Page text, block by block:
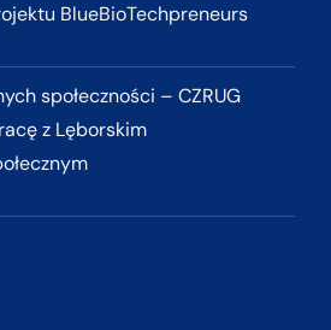
BlueBioTechpreneurs
społeczności – CZRUG
z Lęborskim